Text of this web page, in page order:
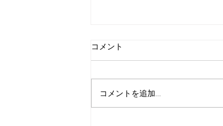
コメント
コメントを追加…